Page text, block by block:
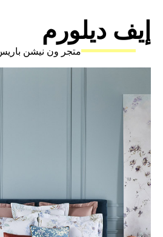
ديلورم
متجر ون نيشن باريس أوتليت